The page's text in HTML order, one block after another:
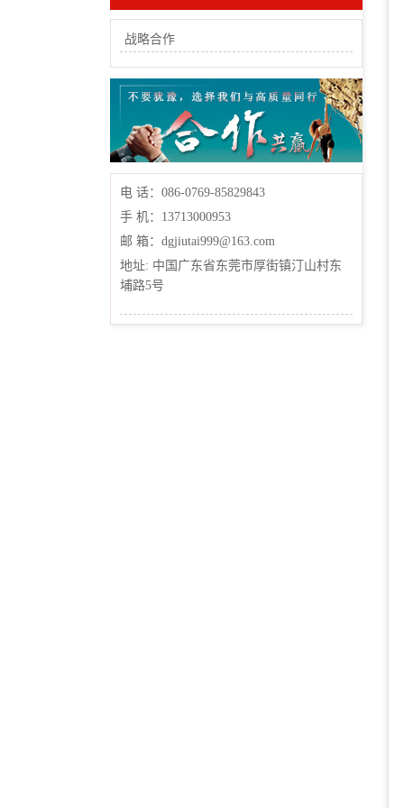
战略合作
电 话：086-0769-85829843
手 机：13713000953
邮 箱：dgjiutai999@163.com
地址: 中国广东省东莞市厚街镇汀山村东
埔路5号